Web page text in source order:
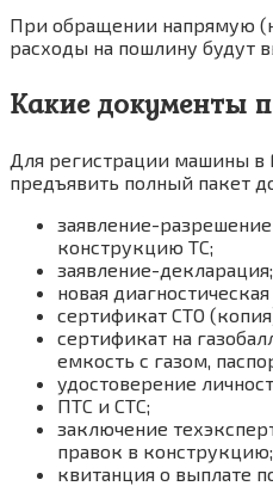
При обращении напрямую
расходы на пошлину будут
Какие документы
Для регистрации машины
предъявить полный пакет
заявление-
конструкцию ТС;
заявление-декларация;
новая диагностическая
сертификат СТО
сертификат на
емкость с газом,
удостоверение
ПТС и СТС;
заключение
правок в конструкцию;
квитанция о выплате